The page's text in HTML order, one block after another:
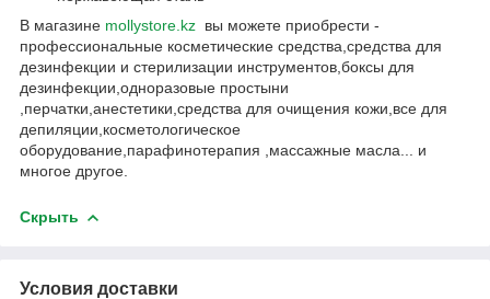
В магазине mollystore.kz вы можете приобрести -
профессиональные косметические средства,средства для
дезинфекции и стерилизации инструментов,боксы для
дезинфекции,одноразовые простыни
,перчатки,анестетики,средства для очищения кожи,все для
депиляции,косметологическое
оборудование,парафинотерапия ,массажные масла... и
многое другое.
Скрыть
Условия доставки